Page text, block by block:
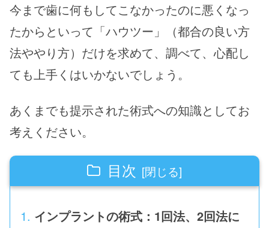
今まで歯に何もしてこなかったのに悪くなっ
たからといって「ハウツー」（都合の良い方
法ややり方）だけを求めて、調べて、心配し
ても上手くはいかないでしょう。
あくまでも提示された術式への知識としてお
考えください。
目次
インプラントの術式：1回法、2回法に